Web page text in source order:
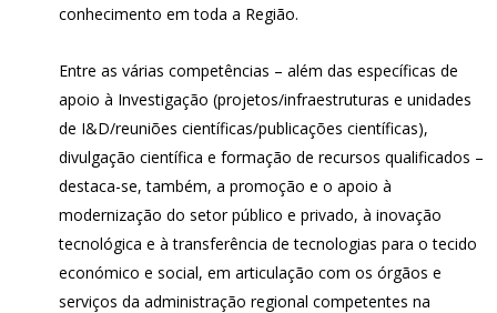
conhecimento em toda a Região.
Entre as várias competências – além das específicas de
apoio à Investigação (projetos/infraestruturas e unidades
de I&D/reuniões científicas/publicações científicas),
divulgação científica e formação de recursos qualificados –
destaca-se, também, a promoção e o apoio à
modernização do setor público e privado, à inovação
tecnológica e à transferência de tecnologias para o tecido
económico e social, em articulação com os órgãos e
serviços da administração regional competentes na